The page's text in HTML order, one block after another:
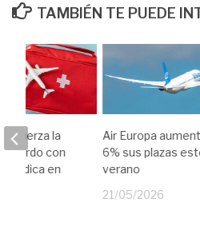
TAMBIÉN TE PUEDE
Air Europa
6% sus plazas
verano
21/05/2026
refuerza la
a bordo con
médica en